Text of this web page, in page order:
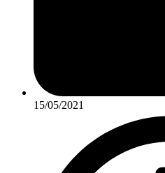
15/05/2021